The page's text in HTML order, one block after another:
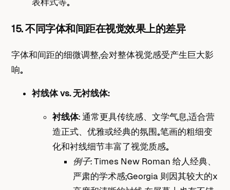
表样式等。
15. 不同字体和间距在视觉效果上的差异
字体和间距的细微调整，会对整体视觉感受产生巨大影
响。
衬线体 vs. 无衬线体：
衬线体： 通常更具传统感、文学气息，适合营
造正式、优雅或经典的氛围。笔画的粗细变
化和衬线细节丰富了视觉质感。
例子： Times New Roman 给人经典、
严肃的学术感；Georgia 则因其较大的x